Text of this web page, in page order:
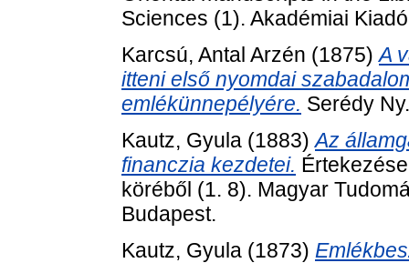
Sciences (1). Akadémiai
Karcsú, Antal Arzén (1875)A
itteni első nyomdai
emlékünnepélyére. Serédy
Kautz, Gyula (1883)Az
financzia kezdetei.
köréből (1. 8). Magyar
Budapest.
Kautz, Gyula (1873)